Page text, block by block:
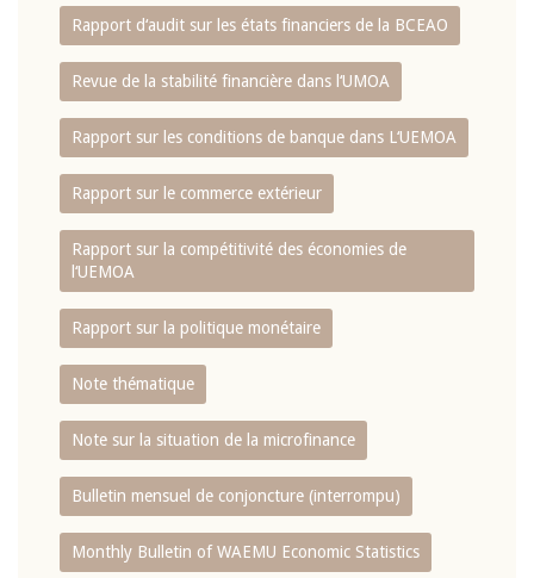
Rapport d‘audit sur les états financiers de la BCEAO
Revue de la stabilité financière dans l‘UMOA
Rapport sur les conditions de banque dans L‘UEMOA
Rapport sur le commerce extérieur
Rapport sur la compétitivité des économies de
l‘UEMOA
Rapport sur la politique monétaire
Note thématique
Note sur la situation de la microfinance
Bulletin mensuel de conjoncture (interrompu)
Monthly Bulletin of WAEMU Economic Statistics